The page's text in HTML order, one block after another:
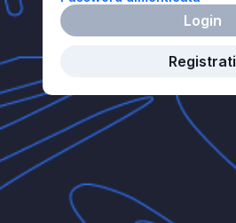
Login
Registrati